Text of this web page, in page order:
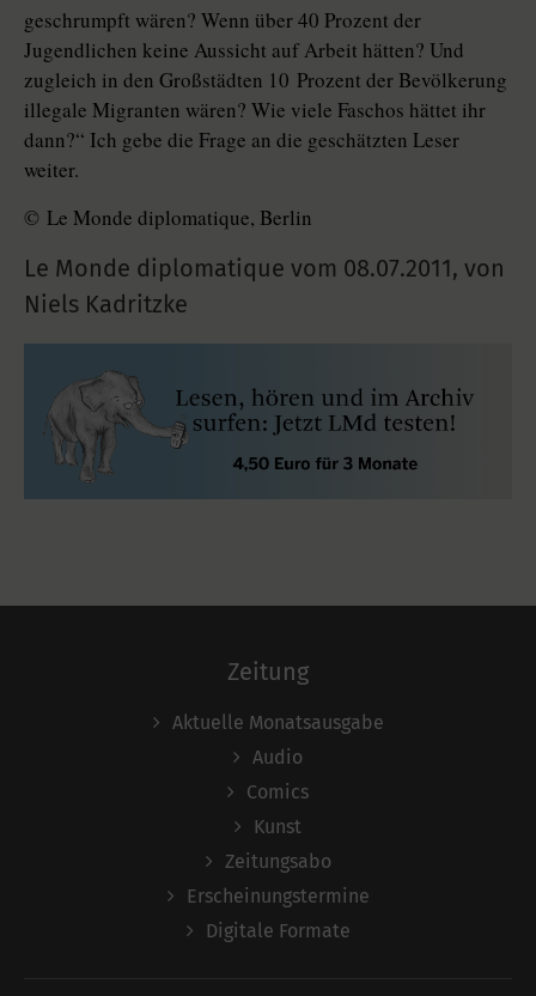
geschrumpft wären? Wenn über 40 Prozent der
Jugendlichen keine Aussicht auf Arbeit hätten? Und
zugleich in den Großstädten 10 Prozent der Bevölkerung
illegale Migranten wären? Wie viele Faschos hättet ihr
dann?“ Ich gebe die Frage an die geschätzten Leser
weiter.
© Le Monde diplomatique, Berlin
Le Monde diplomatique vom 08.07.2011, von
Niels Kadritzke
Zeitung
Aktuelle Monatsausgabe
Audio
Comics
Kunst
Zeitungsabo
Erscheinungstermine
Digitale Formate